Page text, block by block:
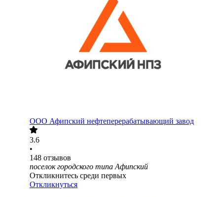
ООО Афипский нефтеперерабатывающий завод
3.6
•
148 отзывов
поселок городского типа Афипский
Откликнитесь среди первых
Откликнуться